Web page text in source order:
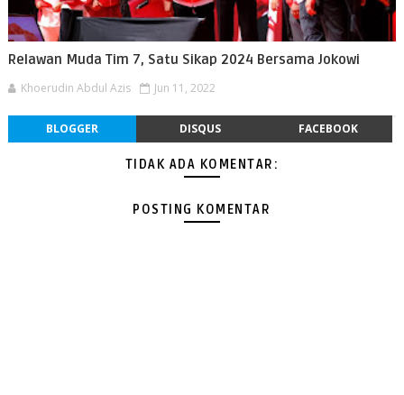
Relawan Muda Tim 7, Satu Sikap 2024 Bersama Jokowi
Khoerudin Abdul Azis Jun 11, 2022
BLOGGER DISQUS FACEBOOK
TIDAK ADA KOMENTAR:
POSTING KOMENTAR